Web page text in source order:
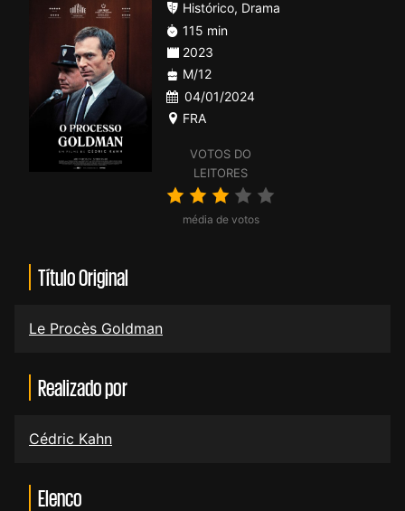
VOTOS DO
LEITORES
média de votos
Histórico, Drama
115 min
2023
M/12
04/01/2024
FRA
Título Original
Le Procès Goldman
Realizado por
Cédric Kahn
Elenco